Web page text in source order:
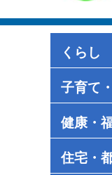
くらし
子育て
健康・
住宅・